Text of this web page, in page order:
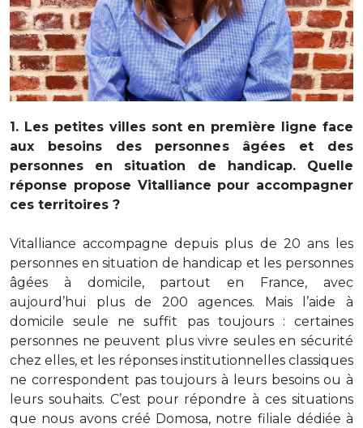
1. Les petites villes sont en première ligne face
aux besoins des personnes âgées et des
personnes en situation de handicap. Quelle
réponse propose Vitalliance pour accompagner
ces territoires ?
Vitalliance accompagne depuis plus de 20 ans les
personnes en situation de handicap et les personnes
âgées à domicile, partout en France, avec
aujourd’hui plus de 200 agences. Mais l’aide à
domicile seule ne suffit pas toujours : certaines
personnes ne peuvent plus vivre seules en sécurité
chez elles, et les réponses institutionnelles classiques
ne correspondent pas toujours à leurs besoins ou à
leurs souhaits. C’est pour répondre à ces situations
que nous avons créé Domosa, notre filiale dédiée à